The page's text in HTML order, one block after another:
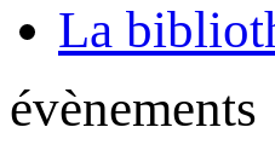
La
évènements